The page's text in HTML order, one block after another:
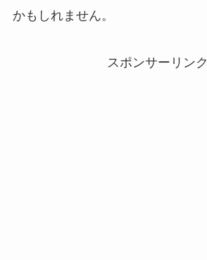
かもしれません。
スポンサーリンク